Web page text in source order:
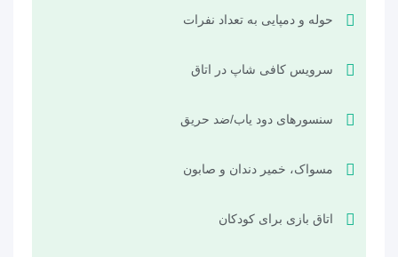
حوله و دمپایی به تعداد نفرات
سرویس کافی شاپ در اتاق
سنسورهای دود یاب/ضد حریق
مسواک، خمیر دندان و صابون
اتاق بازی برای کودکان